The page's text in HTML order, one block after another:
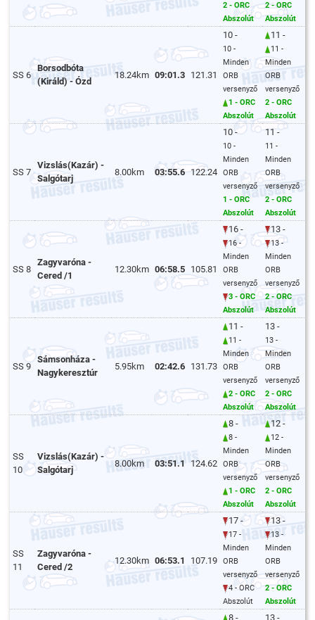
2 - ORC
Abszolút
2 - ORC
Abszolút
SS 6
Borsodbóta
(Királd) - Ózd
18.24km 09:01.3 121.31
10 -
10 -
Minden
ORB
versenyző
1 - ORC
Abszolút
11 -
11 -
Minden
ORB
versenyző
2 - ORC
Abszolút
SS 7
Vizslás(Kazár) -
Salgótarj
8.00km 03:55.6 122.24
10 -
10 -
Minden
ORB
versenyző
1 - ORC
Abszolút
11 -
11 -
Minden
ORB
versenyző
2 - ORC
Abszolút
SS 8
Zagyvaróna -
Cered /1
12.30km 06:58.5 105.81
16 -
16 -
Minden
ORB
versenyző
3 - ORC
Abszolút
13 -
13 -
Minden
ORB
versenyző
2 - ORC
Abszolút
SS 9
Sámsonháza -
Nagykeresztúr
5.95km 02:42.6 131.73
11 -
11 -
Minden
ORB
versenyző
2 - ORC
Abszolút
13 -
13 -
Minden
ORB
versenyző
2 - ORC
Abszolút
SS
10
Vizslás(Kazár) -
Salgótarj
8.00km 03:51.1 124.62
8 -
8 -
Minden
ORB
versenyző
1 - ORC
Abszolút
12 -
12 -
Minden
ORB
versenyző
2 - ORC
Abszolút
SS
11
Zagyvaróna -
Cered /2
12.30km 06:53.1 107.19
17 -
17 -
Minden
ORB
versenyző
4 - ORC
Abszolút
13 -
13 -
Minden
ORB
versenyző
2 - ORC
Abszolút
8 - 13 -